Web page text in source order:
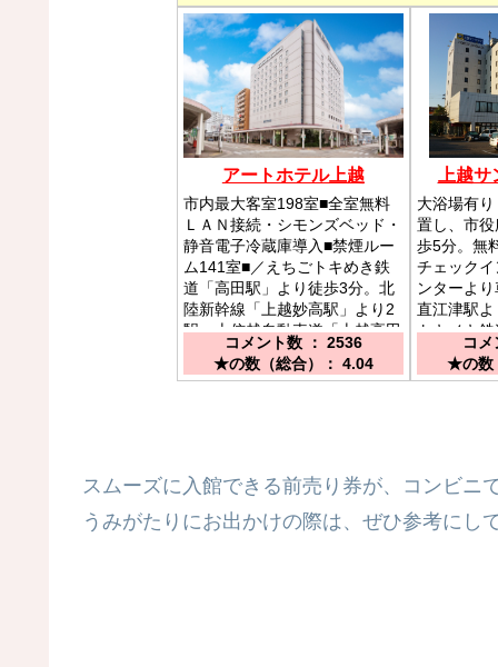
アートホテル上越
市内最大客室198室■全室無料
ＬＡＮ接続・シモンズベッド・
静音電子冷蔵庫導入■禁煙ルー
ム141室■／えちごトキめき鉄
道「高田駅」より徒歩3分。北
陸新幹線「上越妙高駅」より2
駅。上信越自動車道「上越高田
IC」より10分。
コメント数 ： 2536
★の数（総合）： 4.04
上越
大浴場有
置し、市
歩5分。無
チェック
ンターよ
直江津駅
トキメキ
10分。コ
★の数
スムーズに入館できる前売り券が、コンビニ
うみがたりにお出かけの際は、ぜひ参考にし